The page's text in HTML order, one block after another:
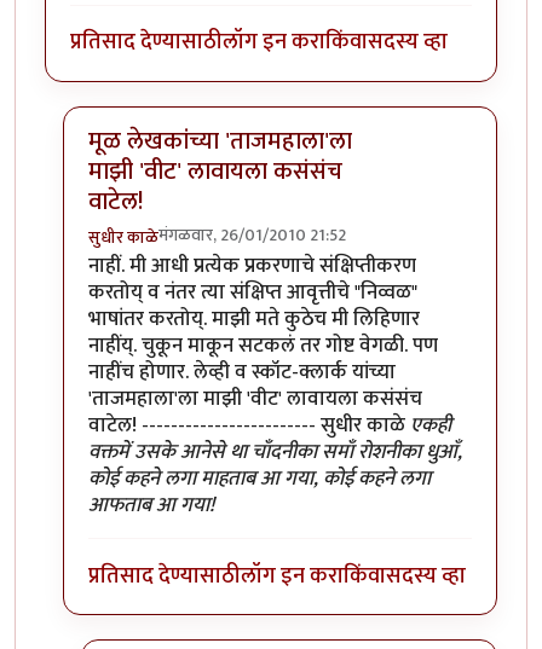
प्रतिसाद देण्यासाठीलॉग इन कराकिंवासदस्य व्हा
मूळ लेखकांच्या 'ताजमहाला'ला
माझी 'वीट' लावायला कसंसंच
वाटेल!
सुधीर काळेमंगळवार, 26/01/2010 21:52
In reply toवाचतो आहेbyश्रावण मोडक
नाहीं. मी आधी प्रत्येक प्रकरणाचे संक्षिप्तीकरण
करतोय् व नंतर त्या संक्षिप्त आवृत्तीचे "निव्वळ"
भाषांतर करतोय्. माझी मते कुठेच मी लिहिणार
नाहींय्. चुकून माकून सटकलं तर गोष्ट वेगळी. पण
नाहींच होणार. लेव्ही व स्कॉट-क्लार्क यांच्या
'ताजमहाला'ला माझी 'वीट' लावायला कसंसंच
वाटेल! ------------------------ सुधीर काळे एकही
वक्तमें उसके आनेसे था चाँदनीका समाँ रोशनीका धुआँ,
कोई कहने लगा माहताब आ गया, कोई कहने लगा
आफताब आ गया!
प्रतिसाद देण्यासाठीलॉग इन कराकिंवासदस्य व्हा